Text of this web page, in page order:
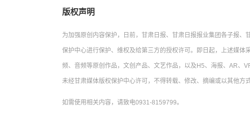
版权声明
为加强原创内容保护，日前，甘肃日报、甘肃日报报业集团各子报
保护中心进行保护、维权及给第三方的授权许可。即日起，上述媒
频、音频等原创作品，文创产品、文艺作品，以及H5、海报、AR、
未经甘肃媒体版权保护中心许可，不得转载、修改、摘编或以其他方
如需使用相关内容，请致电0931-8159799。